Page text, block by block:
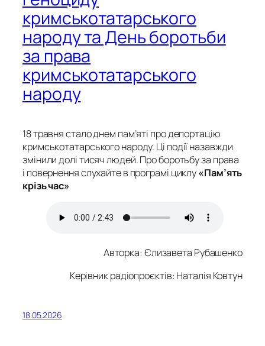
кримськотатарського
народу та День боротьби
за права
кримськотатарського
народу
18 травня стало днем пам’яті про депортацію
кримськотатарського народу. Ці події назавжди
змінили долі тисяч людей. Про боротьбу за права
і повернення слухайте в програмі циклу«Пам’ять
крізь час»
Авторка: Єлизавета Рубашенко
Керівник радіопроєктів: Наталія Ковтун
18.05.2026